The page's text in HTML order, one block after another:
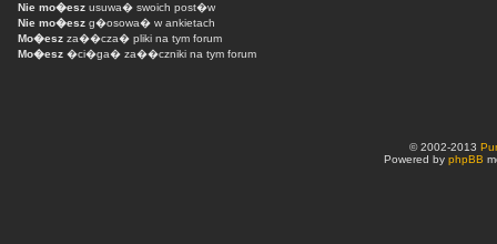
Nie mo�esz usuwa� swoich post�w
Nie mo�esz g�osowa� w ankietach
Mo�esz za��cza� pliki na tym forum
Mo�esz �ci�ga� za��czniki na tym forum
© 2002-2013
Powered by phpBB